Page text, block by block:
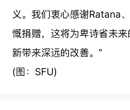
义。我们衷心感谢Ratana
慨捐赠，这将为卑诗省未
新带来深远的改善。”
(图：SFU)